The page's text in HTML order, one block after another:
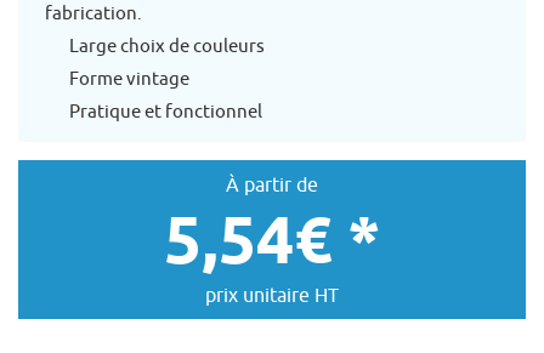
fabrication.
Large choix de couleurs
Forme vintage
Pratique et fonctionnel
À partir de
5,54€ *
prix unitaire HT